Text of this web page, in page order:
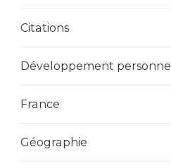
Citations
Développement personnel
France
Géographie